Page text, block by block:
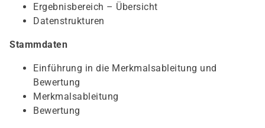
Ergebnisbereich – Übersicht
Datenstrukturen
Stammdaten
Einführung in die Merkmalsableitung und
Bewertung
Merkmalsableitung
Bewertung